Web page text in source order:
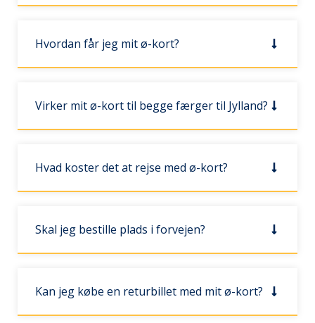
Hvordan får jeg mit ø-kort?
Virker mit ø-kort til begge færger til Jylland?
Hvad koster det at rejse med ø-kort?
Skal jeg bestille plads i forvejen?
Kan jeg købe en returbillet med mit ø-kort?